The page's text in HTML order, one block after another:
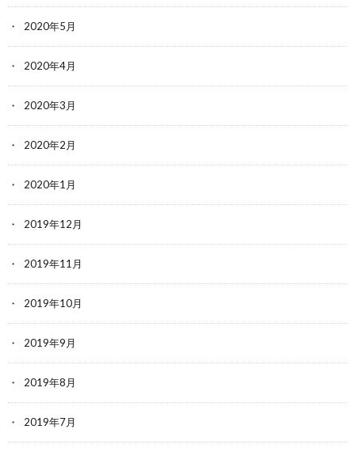
2020年5月
2020年4月
2020年3月
2020年2月
2020年1月
2019年12月
2019年11月
2019年10月
2019年9月
2019年8月
2019年7月